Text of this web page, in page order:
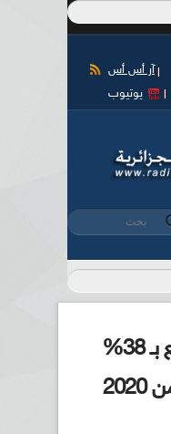
آر أس أس
يوتيوب
البحث ‏بحث ‏
مبيعات السيارات تتراجع بـ 38%
خلال السداسي الاول من 2020